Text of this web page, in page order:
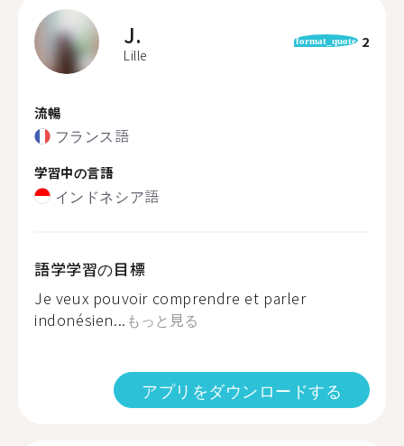
J.
Lille
format_quote 2
流暢
フランス語
学習中の言語
インドネシア語
語学学習の目標
Je veux pouvoir comprendre et parler
indonésien... もっと見る
アプリをダウンロードする